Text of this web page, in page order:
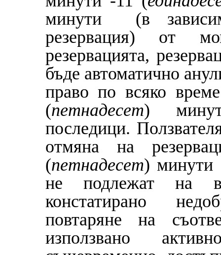
минути (в
резервация) от
резервацията,
бъде автоматично
право по всяко
(петнадесет)
последици.
отмяна на
(петнадесет) минути
не подлежат на
констатирано
повтаряне на
използвано